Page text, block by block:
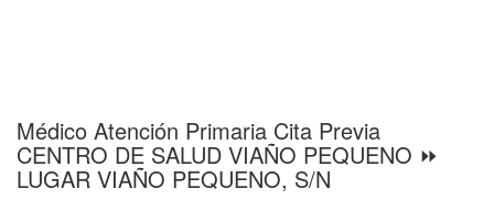
Médico Atención Primaria Cita Previa
CENTRO DE SALUD VIAÑO PEQUENO ⏩
LUGAR VIAÑO PEQUENO, S/N